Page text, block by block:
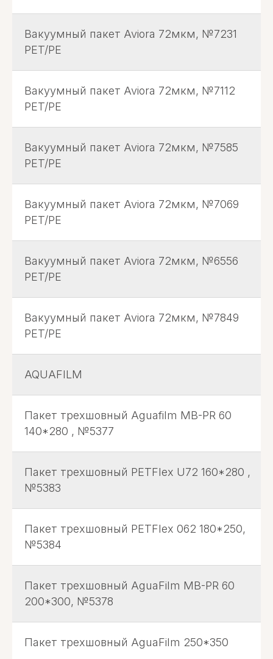
Вакуумный пакет Aviora 72мкм, №7231
PET/PE
Вакуумный пакет Aviora 72мкм, №7112
PET/PE
Вакуумный пакет Aviora 72мкм, №7585
PET/PE
Вакуумный пакет Aviora 72мкм, №7069
PET/PE
Вакуумный пакет Aviora 72мкм, №6556
PET/PE
Вакуумный пакет Aviora 72мкм, №7849
PET/PE
AQUAFILM
Пакет трехшовный Aguafilm MB-PR 60
140*280 , №5377
Пакет трехшовный PETFlex U72 160*280 ,
№5383
Пакет трехшовный PETFlex 062 180*250,
№5384
Пакет трехшовный AguaFilm MB-PR 60
200*300, №5378
Пакет трехшовный AguaFilm 250*350